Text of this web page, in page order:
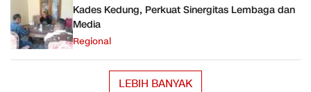
Kades Kedung, Perkuat Sinergitas Lembaga dan
Media
Regional
LEBIH BANYAK